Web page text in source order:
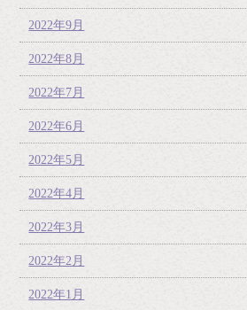
2022年9月
2022年8月
2022年7月
2022年6月
2022年5月
2022年4月
2022年3月
2022年2月
2022年1月